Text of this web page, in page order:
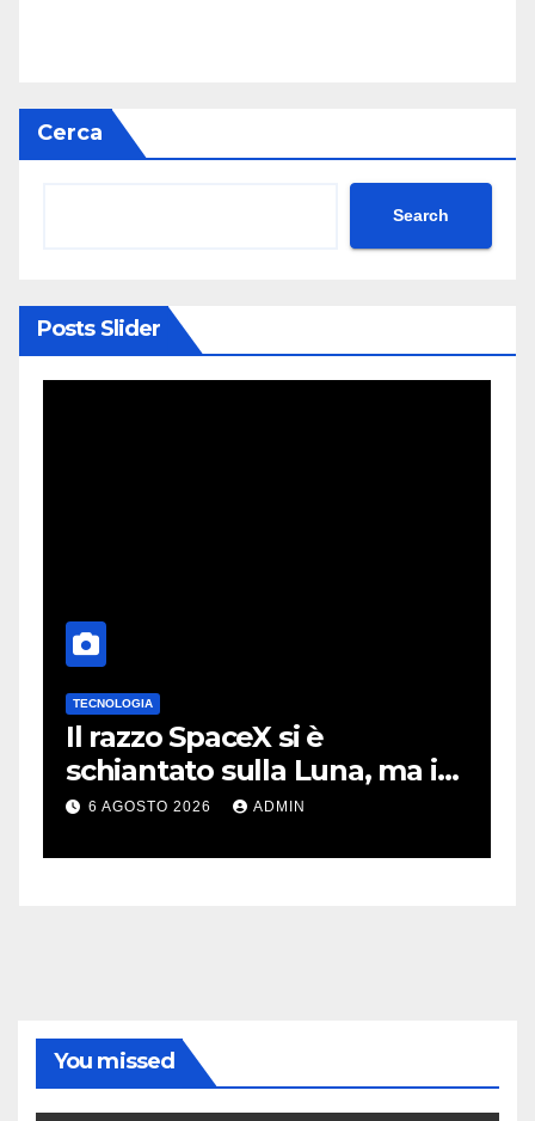
Cerca
Search
Posts Slider
TECNOLOGIA
Il razzo SpaceX si è
schiantato sulla Luna, ma i
video virali erano quasi tutti
6 AGOSTO 2026 ADMIN
You missed